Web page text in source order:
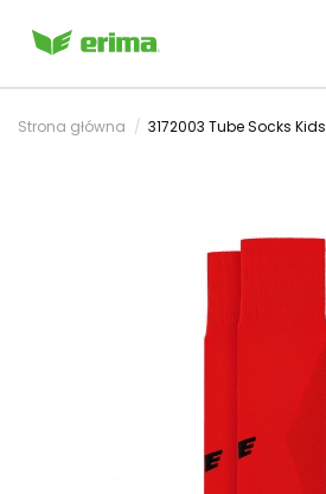
Strona główna 3172003 Tube Socks Kids